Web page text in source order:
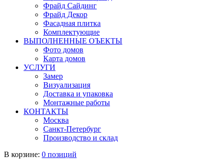
Фрайд Сайдинг
Фрайд Декор
Фасадная плитка
Комплектующие
ВЫПОЛНЕННЫЕ ОЪЕКТЫ
Фото домов
Карта домов
УСЛУГИ
Замер
Визуализация
Доставка и упаковка
Монтажные работы
КОНТАКТЫ
Москва
Санкт-Петербург
Производство и склад
В корзине: 0 позиций